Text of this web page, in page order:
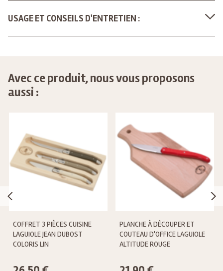
USAGE ET CONSEILS D'ENTRETIEN :
Avec ce produit, nous vous proposons
aussi :
COFFRET 3 PIÈCES CUISINE
LAGUIOLE JEAN DUBOST
COLORIS LIN
PLANCHE À DÉCOUPER ET
COUTEAU D'OFFICE LAGUIOLE
ALTITUDE ROUGE